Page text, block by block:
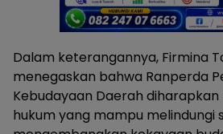
Dalam keterangannya, Firmina
menegaskan bahwa Ranperda
Kebudayaan Daerah
hukum yang mampu melindungi